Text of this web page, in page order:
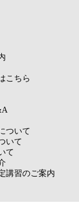
こちら
ついて
いて
て
講習のご案内